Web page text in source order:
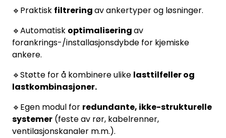
🔹Praktisk filtreringav ankertyper og løsninger.
🔹Automatisk optimaliseringav
forankrings-/installasjonsdybde for kjemiske
ankere.
🔹Støtte for å kombinere ulike lasttilfeller og
lastkombinasjoner.
🔹Egen modul for redundante, ikke-strukturelle
systemer (feste av rør, kabelrenner,
ventilasjonskanaler m.m.).